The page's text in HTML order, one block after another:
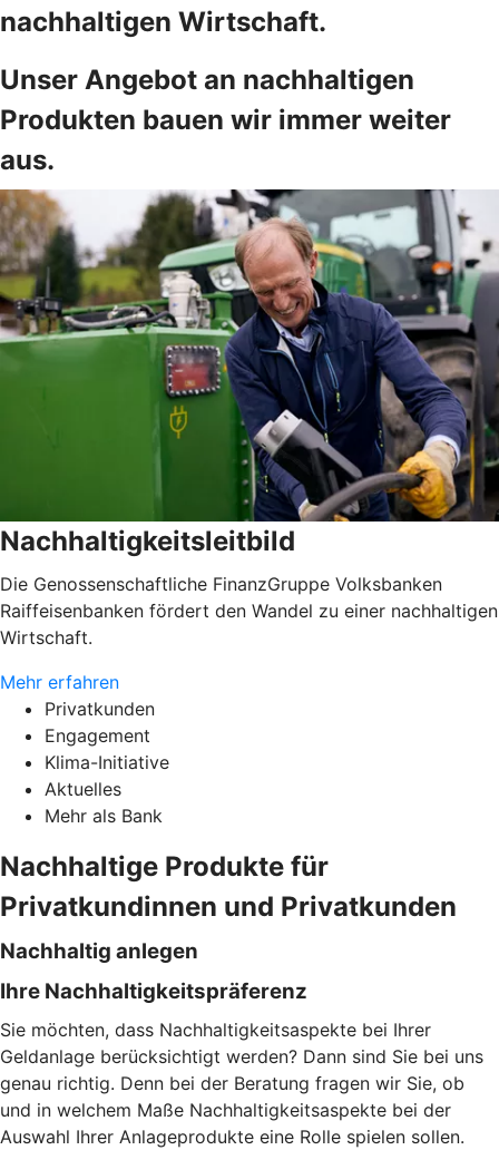
nachhaltigen Wirtschaft.
Unser Angebot an nachhaltigen
Produkten bauen wir immer weiter
aus.
Nachhaltigkeitsleitbild
Die Genossenschaftliche FinanzGruppe Volksbanken
Raiffeisenbanken fördert den Wandel zu einer nachhaltigen
Wirtschaft.
Mehr erfahren
Privatkunden
Engagement
Klima-Initiative
Aktuelles
Mehr als Bank
Nachhaltige Produkte für
Privatkundinnen und Privatkunden
Nachhaltig anlegen
Ihre Nachhaltigkeitspräferenz
Sie möchten, dass Nachhaltigkeitsaspekte bei Ihrer
Geldanlage berücksichtigt werden? Dann sind Sie bei uns
genau richtig. Denn bei der Beratung fragen wir Sie, ob
und in welchem Maße Nachhaltigkeitsaspekte bei der
Auswahl Ihrer Anlageprodukte eine Rolle spielen sollen.